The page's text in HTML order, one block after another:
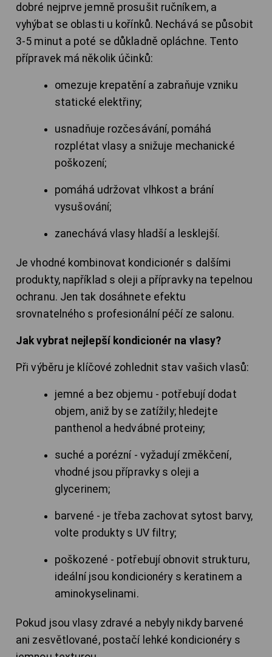
dobré nejprve jemně prosušit ručníkem, a
vyhýbat se oblasti u kořínků. Nechává se působit
3-5 minut a poté se důkladně opláchne. Tento
přípravek má několik účinků:
omezuje krepatění a zabraňuje vzniku
statické elektřiny;
usnadňuje rozčesávání, pomáhá
rozplétat vlasy a snižuje mechanické
poškození;
pomáhá udržovat vlhkost a brání
vysušování;
zanechává vlasy hladší a lesklejší.
Je vhodné kombinovat kondicionér s dalšími
produkty, například s oleji a přípravky na tepelnou
ochranu. Jen tak dosáhnete efektu
srovnatelného s profesionální péčí ze salonu.
Jak vybrat nejlepší kondicionér na vlasy?
Při výběru je klíčové zohlednit stav vašich vlasů:
jemné a bez objemu - potřebují dodat
objem, aniž by se zatížily; hledejte
panthenol a hedvábné proteiny;
suché a porézní - vyžadují změkčení,
vhodné jsou přípravky s oleji a
glycerinem;
barvené - je třeba zachovat sytost barvy,
volte produkty s UV filtry;
poškozené - potřebují obnovit strukturu,
ideální jsou kondicionéry s keratinem a
aminokyselinami.
Pokud jsou vlasy zdravé a nebyly nikdy barvené
ani zesvětlované, postačí lehké kondicionéry s